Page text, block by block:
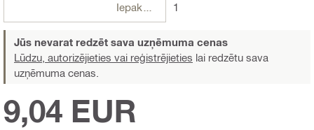
1
Jūs nevarat redzēt sava uzņēmuma cenas
Lūdzu, autorizējieties vai reģistrējieties lai redzētu sava
uzņēmuma cenas.
9,04 EUR